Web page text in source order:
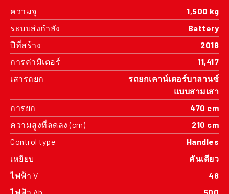
ความจุ
1,500 kg
ระบบส่งกำลัง
Battery
ปีที่สร้าง
2018
การค่ามิเตอร์
11,417
เสารถยก
รถยกเคาน์เตอร์บาลานซ์
แบบสามเสา
การยก
470 cm
ความสูงที่ลดลง (cm)
210 cm
Control type
Handles
เหยียบ
คันเดียว
ไฟฟ้า V
48
ไฟฟ้า Ah
500